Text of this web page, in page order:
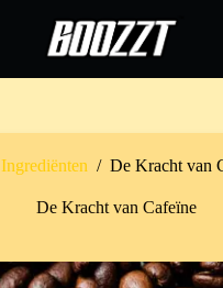
Ingrediënten / De Kracht van
De Kracht van Cafeïne